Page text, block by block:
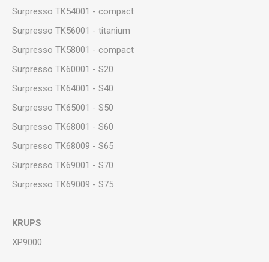
Surpresso TK54001 - compact
Surpresso TK56001 - titanium
Surpresso TK58001 - compact
Surpresso TK60001 - S20
Surpresso TK64001 - S40
Surpresso TK65001 - S50
Surpresso TK68001 - S60
Surpresso TK68009 - S65
Surpresso TK69001 - S70
Surpresso TK69009 - S75
KRUPS
XP9000